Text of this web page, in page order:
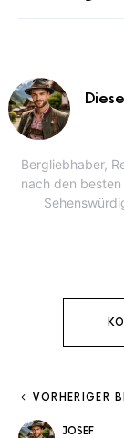
Bergliebhaber,
nach den
VORHERIGER
JOSEF